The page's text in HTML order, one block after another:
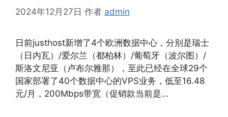
2024年12月27日 作者 admin
日前justhost新增了4个欧洲数据中心，分别是瑞士
（日内瓦）/爱尔兰（都柏林）/葡萄牙（波尔图）/
斯洛文尼亚（卢布尔雅那），至此已经在全球29个
国家部署了40个数据中心的VPS业务，低至16.48
元/月，200Mbps带宽（促销款当前是…